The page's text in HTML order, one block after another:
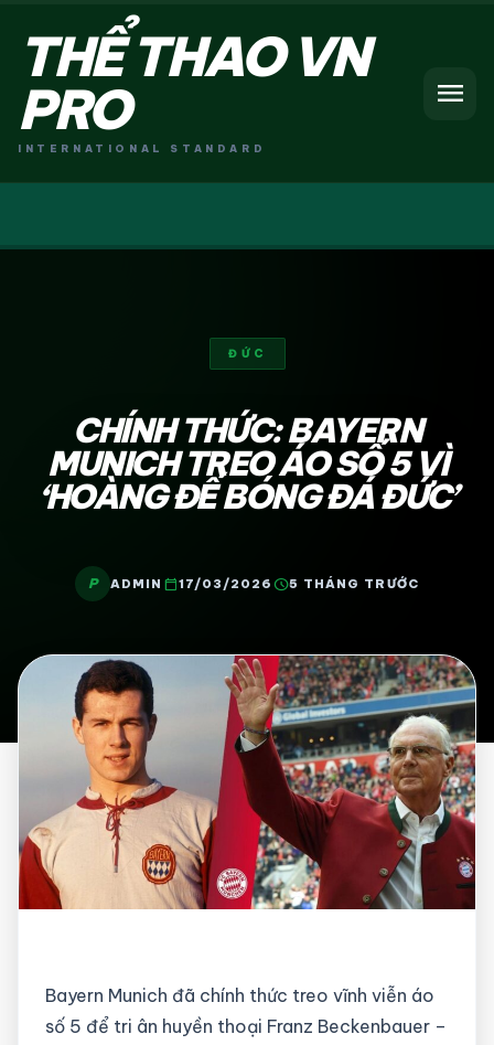
THỂ THAO VN
PRO
INTERNATIONAL STANDARD
menu
ĐỨC
CHÍNH THỨC: BAYERN
MUNICH TREO ÁO SỐ 5 VÌ
‘HOÀNG ĐẾ BÓNG ĐÁ ĐỨC’
P ADMIN calendar_today17/03/2026 schedule5 THÁNG TRƯỚC
Bayern Munich đã chính thức treo vĩnh viễn áo
số 5 để tri ân huyền thoại Franz Beckenbauer –